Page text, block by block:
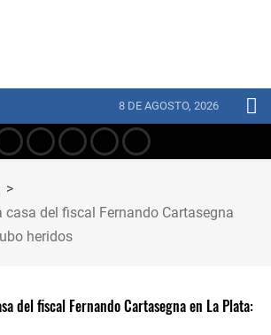
8 DE AGOSTO, 2026
>
casa del fiscal Fernando Cartasegna
heridos
del fiscal Fernando Cartasegna en La Plata: